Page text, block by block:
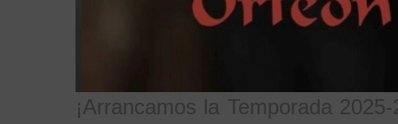
¡Arrancamos la Temporada